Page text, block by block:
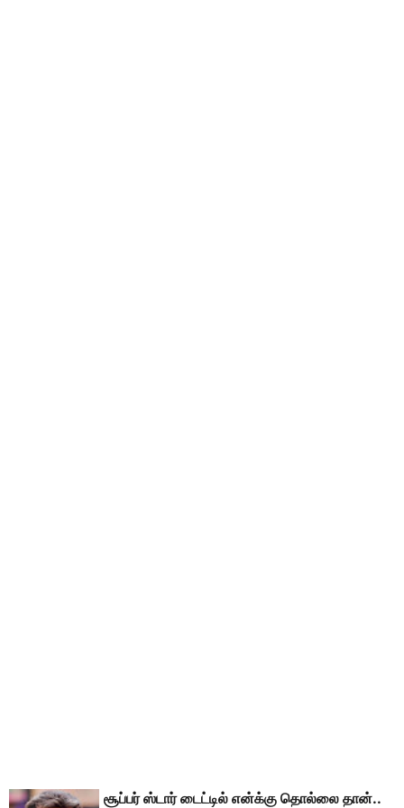
சூப்பர் ஸ்டார் டைட்டில் என்க்கு தொல்லை தான்..